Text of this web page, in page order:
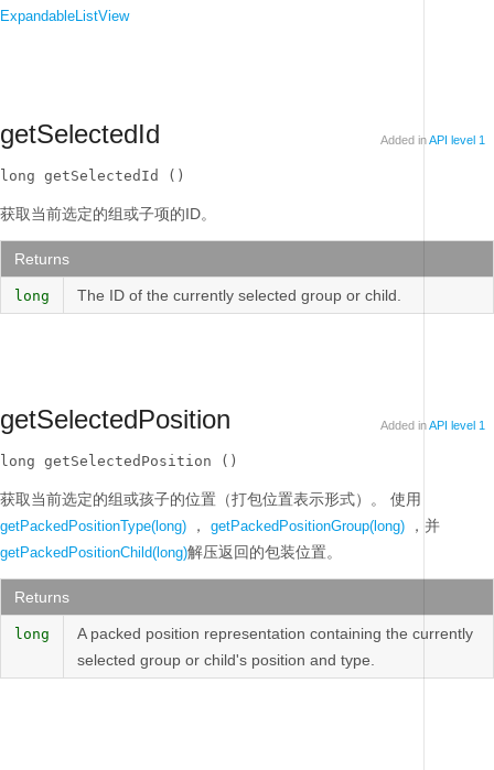
ExpandableListView
getSelectedId Added inAPI level 1
long getSelectedId ()
获取当前选定的组或子项的ID。
Returns
long The ID of the currently selected group or child.
getSelectedPosition Added inAPI level 1
long getSelectedPosition ()
获取当前选定的组或孩子的位置（打包位置表示形式）。 使用
getPackedPositionType(long) ， getPackedPositionGroup(long) ，并
getPackedPositionChild(long)解压返回的包装位置。
Returns
long
A packed position representation containing the currently
selected group or child's position and type.